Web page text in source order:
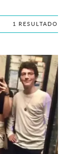
1 RESULTADO